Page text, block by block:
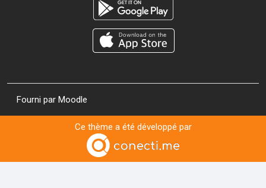
Fourni par Moodle
Ce thème a été développé par